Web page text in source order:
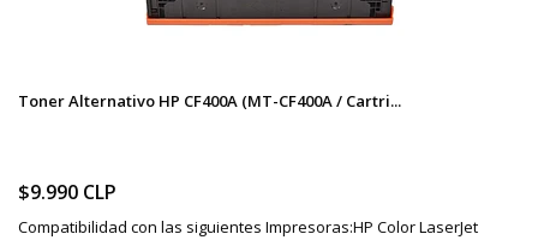
Toner Alternativo HP CF400A (MT-CF400A / Cartri...
$9.990 CLP
Compatibilidad con las siguientes Impresoras:HP Color LaserJet